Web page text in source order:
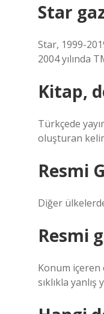
Star
Star, 1999-
2004 yılında
Kitap,
Türkçede
oluşturan
Resmi
Diğer
Resmi
Konum içeren
sıklıkla yanlış